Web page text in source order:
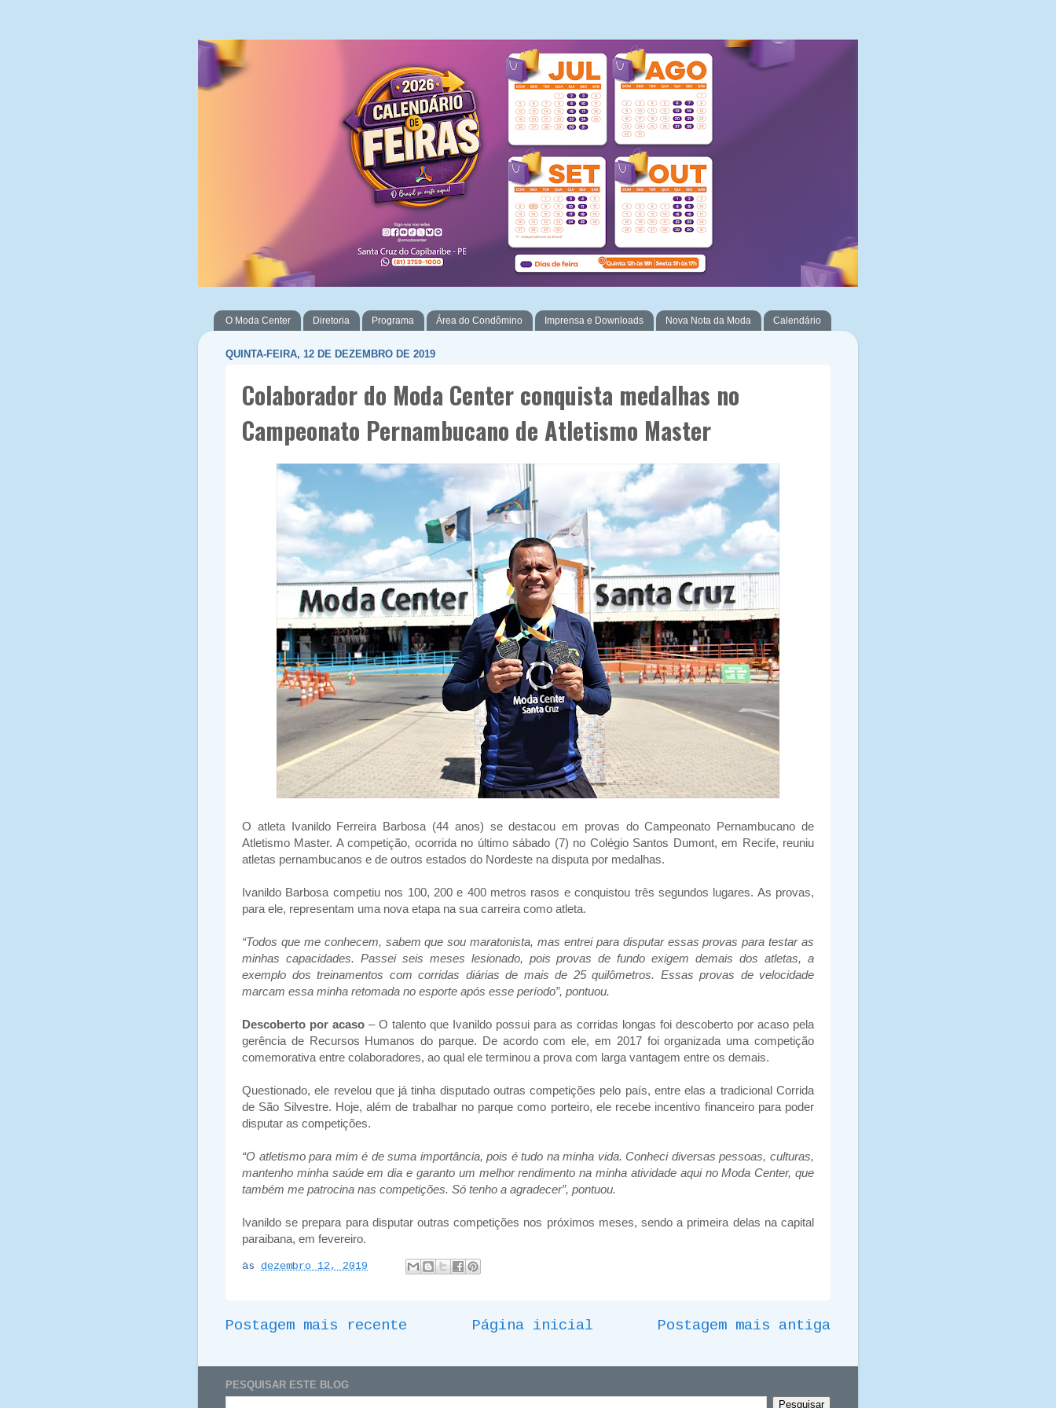
O Moda Center Diretoria Programa Área do Condômino Imprensa e Downloads Nova Nota da Moda Calendário
QUINTA-FEIRA, 12 DE DEZEMBRO DE 2019
Colaborador do Moda Center conquista medalhas no
Campeonato Pernambucano de Atletismo Master
O atleta Ivanildo Ferreira Barbosa (44 anos) se destacou em provas do Campeonato Pernambucano de
Atletismo Master. A competição, ocorrida no último sábado (7) no Colégio Santos Dumont, em Recife, reuniu
atletas pernambucanos e de outros estados do Nordeste na disputa por medalhas.
Ivanildo Barbosa competiu nos 100, 200 e 400 metros rasos e conquistou três segundos lugares. As provas,
para ele, representam uma nova etapa na sua carreira como atleta.
“Todos que me conhecem, sabem que sou maratonista, mas entrei para disputar essas provas para testar as
minhas capacidades. Passei seis meses lesionado, pois provas de fundo exigem demais dos atletas, a
exemplo dos treinamentos com corridas diárias de mais de 25 quilômetros. Essas provas de velocidade
marcam essa minha retomada no esporte após esse período”, pontuou.
Descoberto por acaso – O talento que Ivanildo possui para as corridas longas foi descoberto por acaso pela
gerência de Recursos Humanos do parque. De acordo com ele, em 2017 foi organizada uma competição
comemorativa entre colaboradores, ao qual ele terminou a prova com larga vantagem entre os demais.
Questionado, ele revelou que já tinha disputado outras competições pelo país, entre elas a tradicional Corrida
de São Silvestre. Hoje, além de trabalhar no parque como porteiro, ele recebe incentivo financeiro para poder
disputar as competições.
“O atletismo para mim é de suma importância, pois é tudo na minha vida. Conheci diversas pessoas, culturas,
mantenho minha saúde em dia e garanto um melhor rendimento na minha atividade aqui no Moda Center, que
também me patrocina nas competições. Só tenho a agradecer”, pontuou.
Ivanildo se prepara para disputar outras competições nos próximos meses, sendo a primeira delas na capital
paraibana, em fevereiro.
às dezembro 12, 2019
Postagem mais recente Postagem mais antiga
Página inicial
PESQUISAR ESTE BLOG